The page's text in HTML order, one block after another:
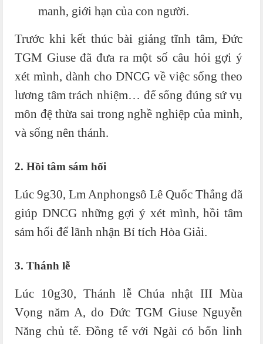
manh, giới hạn của con người.
Trước khi kết thúc bài giảng tĩnh tâm, Đức
TGM Giuse đã đưa ra một số câu hỏi gợi ý
xét mình, dành cho DNCG về việc sống theo
lương tâm trách nhiệm… để sống đúng sứ vụ
môn đệ thừa sai trong nghề nghiệp của mình,
và sống nên thánh.
2. Hồi tâm sám hối
Lúc 9g30, Lm Anphongsô Lê Quốc Thắng đã
giúp DNCG những gợi ý xét mình, hồi tâm
sám hối để lãnh nhận Bí tích Hòa Giải.
3. Thánh lễ
Lúc 10g30, Thánh lễ Chúa nhật III Mùa
Vọng năm A, do Đức TGM Giuse Nguyễn
Năng chủ tế. Đồng tế với Ngài có bốn linh